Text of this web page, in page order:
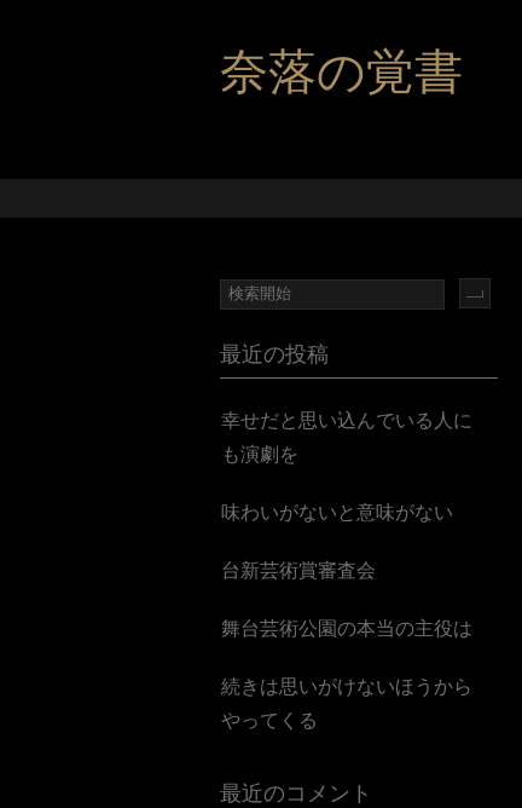
奈落の覚書
最近の投稿
幸せだと思い込んでいる人に
も演劇を
味わいがないと意味がない
台新芸術賞審査会
舞台芸術公園の本当の主役は
続きは思いがけないほうから
やってくる
最近のコメント